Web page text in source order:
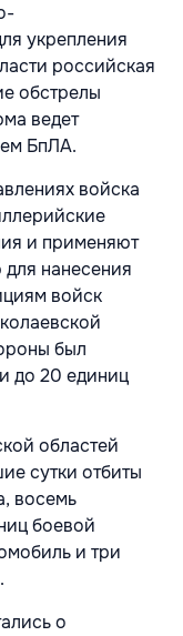
укрепления
российская
обстрелы
ведет
БпЛА.
войска
и применяют
нанесения
войск
был
до 20 единиц
областей
сутки отбиты
восемь
боевой
и три
о